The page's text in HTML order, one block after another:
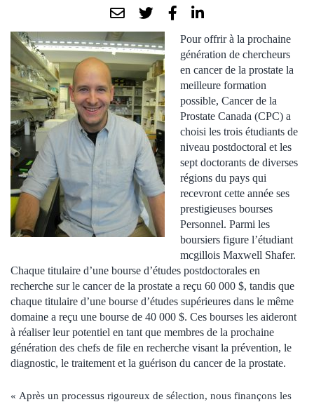
Pour offrir à la prochaine
génération de chercheurs
en cancer de la prostate la
meilleure formation
possible, Cancer de la
Prostate Canada (CPC) a
choisi les trois étudiants de
niveau postdoctoral et les
sept doctorants de diverses
régions du pays qui
recevront cette année ses
prestigieuses bourses
Personnel. Parmi les
boursiers figure l’étudiant
mcgillois Maxwell Shafer.
Chaque titulaire d’une bourse d’études postdoctorales en
recherche sur le cancer de la prostate a reçu 60 000 $, tandis que
chaque titulaire d’une bourse d’études supérieures dans le même
domaine a reçu une bourse de 40 000 $. Ces bourses les aideront
à réaliser leur potentiel en tant que membres de la prochaine
génération des chefs de file en recherche visant la prévention, le
diagnostic, le traitement et la guérison du cancer de la prostate.
« Après un processus rigoureux de sélection, nous finançons les